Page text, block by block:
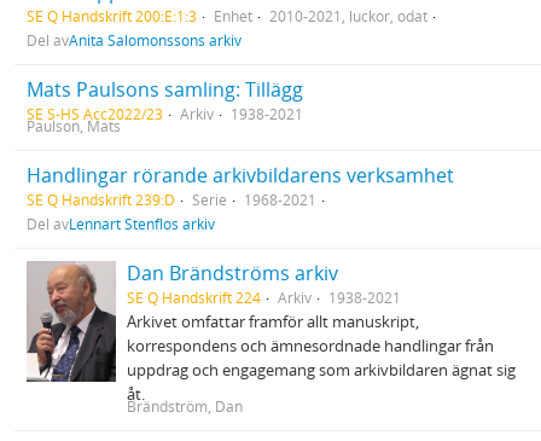
SE Q Handskrift 200:E:1:3 Enhet
2010-2021, luckor, odat
Del avAnita Salomonssons arkiv
Mats Paulsons samling: Tillägg
SE S-HS Acc2022/23 Arkiv 1938-2021
Paulson, Mats
Handlingar rörande arkivbildarens verksamhet
SE Q Handskrift 239:D Serie
1968-2021
Del avLennart Stenflos arkiv
Dan Brändströms arkiv
SE Q Handskrift 224 Arkiv 1938-2021
Arkivet omfattar framför allt manuskript,
korrespondens och ämnesordnade handlingar från
uppdrag och engagemang som arkivbildaren ägnat sig
åt.
Brändström, Dan